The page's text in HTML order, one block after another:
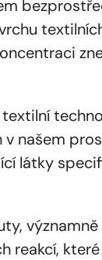
našem
látky
reakcí,